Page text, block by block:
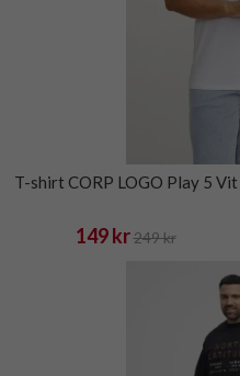
T-shirt CORP LOGO Play 5 Vit
149 kr 249 kr